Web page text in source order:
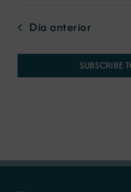
Día anterior
SUBSCRIBE